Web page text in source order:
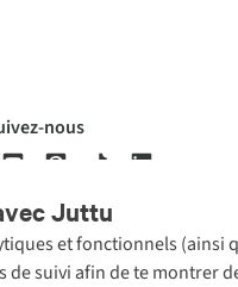
Juttu
et fonctionnels
suivi afin de te montrer
nous
Conditions générales